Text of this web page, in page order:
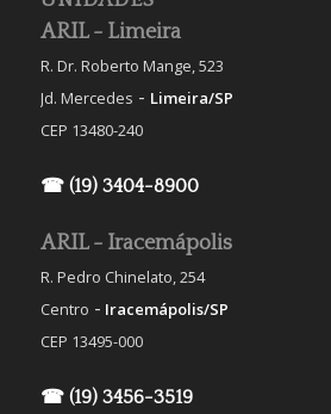
ARIL - Limeira
R. Dr. Roberto Mange, 523
Jd. Mercedes - Limeira/SP
CEP 13480-240
☎ (19) 3404-8900
ARIL - Iracemápolis
R. Pedro Chinelato, 254
Centro - Iracemápolis/SP
CEP 13495-000
☎ (19) 3456-3519